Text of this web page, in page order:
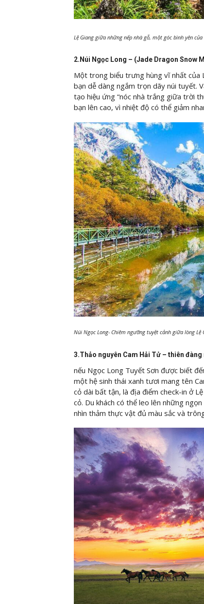
Lệ Giang giữa những nếp nhà gỗ, một góc bình yên
2.Núi Ngọc Long – (Jade Dragon Snow
Một trong biểu trưng hùng vĩ nhất
bạn dễ dàng ngắm trọn dãy núi tuyết.
tạo hiệu ứng “nóc nhà trắng giữa trời
bạn lên cao, vì nhiệt độ có thể giảm
Núi Ngọc Long- Chiêm ngưỡng tuyệt cảnh giữa lòng Lệ
3.Thảo nguyên Cam Hải Tử – thiên đàng
nếu Ngọc Long Tuyết Sơn được biết
một hệ sinh thái xanh tươi mang tên
cỏ dài bất tận, là địa điểm check-in ở
cỏ. Du khách có thể leo lên những
nhìn thảm thực vật đủ màu sắc và